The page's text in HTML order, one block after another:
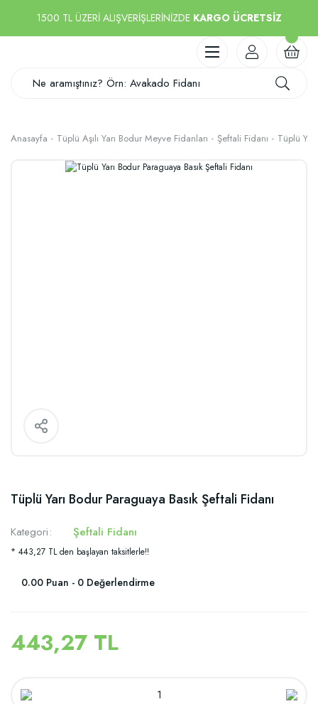
1500 TL ÜZERİ ALIŞVERİŞLERİNİZDE KARGO ÜCRETSİZ
Anasayfa Tüplü Aşılı Yarı Bodur Meyve Fidanları Şeftali Fidanı Tüplü
Tüplü Yarı Bodur Paraguaya Basık Şeftali Fidanı
Kategori Şeftali Fidanı
* 443,27 TL den başlayan taksitlerle!!
0.00 Puan - 0 Değerlendirme
443,27 TL